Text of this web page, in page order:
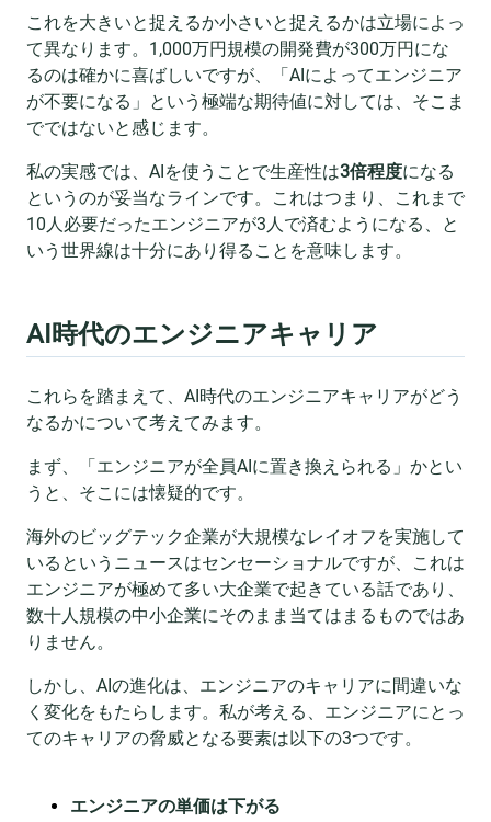
これを大きいと捉えるか小さいと捉えるかは立場によっ
て異なります。1,000万円規模の開発費が300万円にな
るのは確かに喜ばしいですが、「AIによってエンジニア
が不要になる」という極端な期待値に対しては、そこま
でではないと感じます。
私の実感では、AIを使うことで生産性は3倍程度になる
というのが妥当なラインです。これはつまり、これまで
10人必要だったエンジニアが3人で済むようになる、と
いう世界線は十分にあり得ることを意味します。
AI時代のエンジニアキャリア
これらを踏まえて、AI時代のエンジニアキャリアがどう
なるかについて考えてみます。
まず、「エンジニアが全員AIに置き換えられる」かとい
うと、そこには懐疑的です。
海外のビッグテック企業が大規模なレイオフを実施して
いるというニュースはセンセーショナルですが、これは
エンジニアが極めて多い大企業で起きている話であり、
数十人規模の中小企業にそのまま当てはまるものではあ
りません。
しかし、AIの進化は、エンジニアのキャリアに間違いな
く変化をもたらします。私が考える、エンジニアにとっ
てのキャリアの脅威となる要素は以下の3つです。
エンジニアの単価は下がる